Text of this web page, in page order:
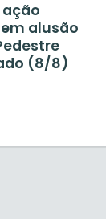
ação
alusão
(8/8)